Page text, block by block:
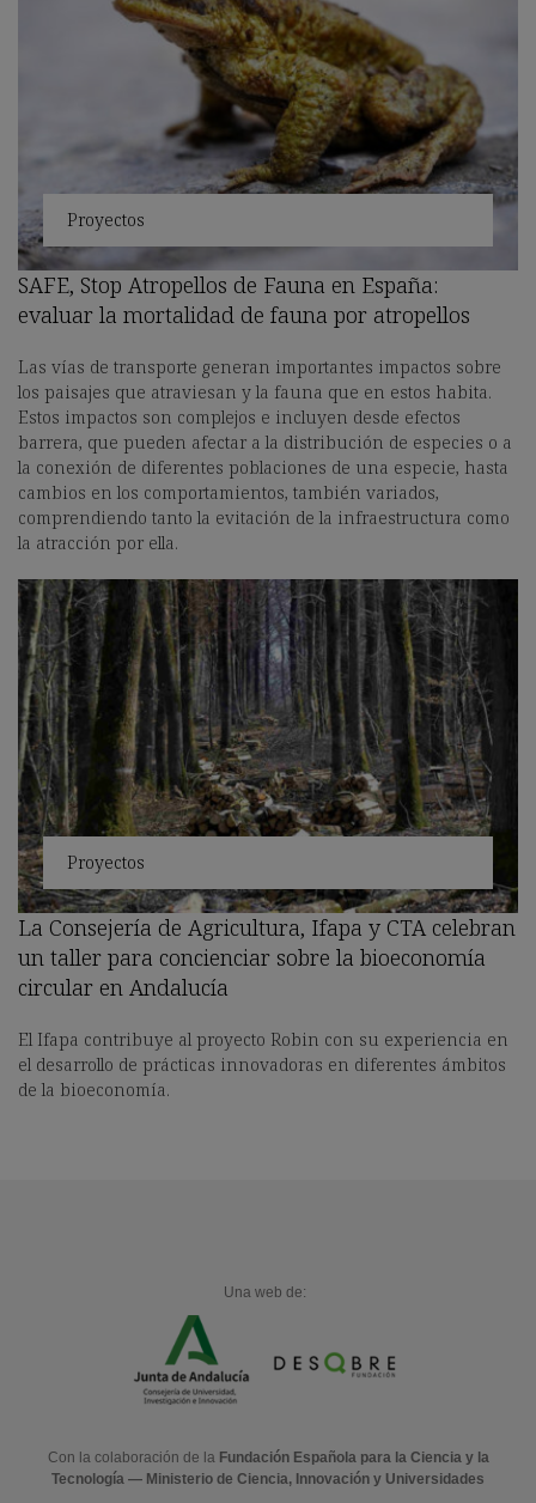
Proyectos
SAFE, Stop Atropellos de Fauna en España:
evaluar la mortalidad de fauna por atropellos
Las vías de transporte generan importantes impactos sobre
los paisajes que atraviesan y la fauna que en estos habita.
Estos impactos son complejos e incluyen desde efectos
barrera, que pueden afectar a la distribución de especies o a
la conexión de diferentes poblaciones de una especie, hasta
cambios en los comportamientos, también variados,
comprendiendo tanto la evitación de la infraestructura como
la atracción por ella.
Proyectos
La Consejería de Agricultura, Ifapa y CTA celebran
un taller para concienciar sobre la bioeconomía
circular en Andalucía
El Ifapa contribuye al proyecto Robin con su experiencia en
el desarrollo de prácticas innovadoras en diferentes ámbitos
de la bioeconomía.
Una web de:
Con la colaboración de la Fundación Española para la Ciencia y la
Tecnología — Ministerio de Ciencia, Innovación y Universidades